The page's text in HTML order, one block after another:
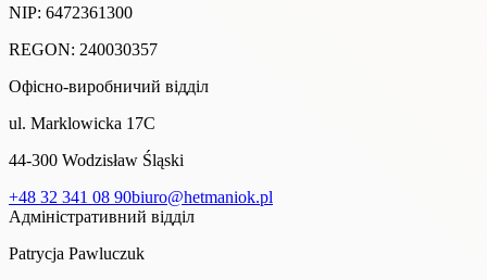
NIP: 6472361300
REGON: 240030357
Офісно-виробничий відділ
ul. Marklowicka 17C
44-300 Wodzisław Śląski
+48 32 341 08 90biuro@hetmaniok.pl
Адміністративний відділ
Patrycja Pawluczuk